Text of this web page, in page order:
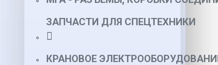
ЗАПЧАСТИ ДЛЯ СПЕЦТЕХНИКИ
КРАНОВОЕ